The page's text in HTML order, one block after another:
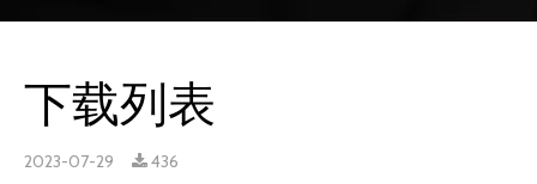
下载列表
2023-07-29 436